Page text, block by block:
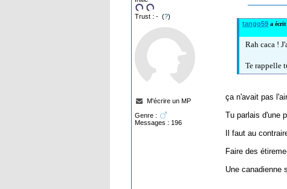
Trust : - (?)
M'écrire un MP
Genre :
Messages : 196
tango59 a écrit
Rah caca !
Te rappelle
ça n'avait pas
Tu parlais d'une
Il faut au
Faire des
Une canadienne